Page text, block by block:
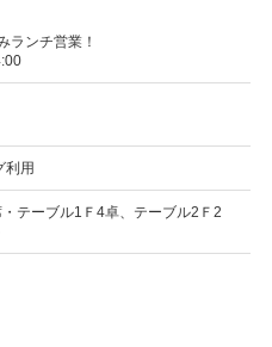
ランチ営業！
利用
テーブル1Ｆ4卓、テーブル2Ｆ2